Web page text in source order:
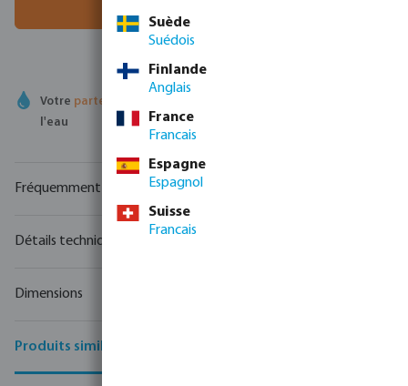
Votre partenaire commercial
l'eau
Fréquemment achetés ensemble
Détails techniques
Dimensions
Produits similaires
Suède
Suédois
Finlande
Anglais
France
Francais
Espagne
Espagnol
Suisse
Francais